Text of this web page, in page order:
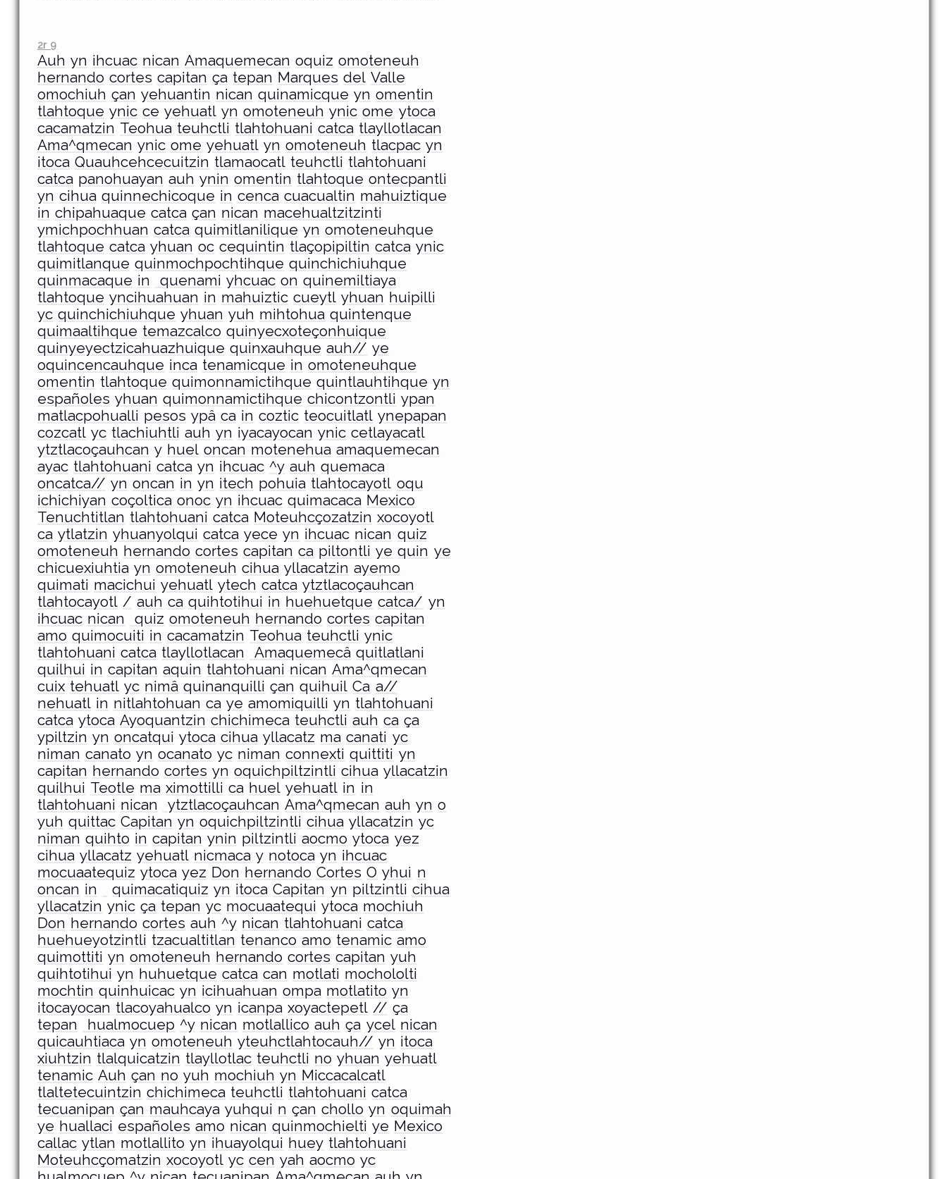
2r 9
Auh yn ihcuac nican Amaquemecan oquiz omoteneuh
hernando cortes capitan ça tepan Marques del Valle
omochiuh çan yehuantin nican quinamicque yn omentin
tlahtoque ynic ce yehuatl yn omoteneuh ynic ome ytoca
cacamatzin Teohua teuhctli tlahtohuani catca tlayllotlacan
Ama^qmecan ynic ome yehuatl yn omoteneuh tlacpac yn
itoca Quauhcehcecuitzin tlamaocatl teuhctli tlahtohuani
catca panohuayan auh ynin omentin tlahtoque ontecpantli
yn cihua quinnechicoque in cenca cuacualtin mahuiztique
in chipahuaque catca çan nican macehualtzitzinti
ymichpochhuan catca quimitlanilique yn omoteneuhque
tlahtoque catca yhuan oc cequintin tlaçopipiltin catca ynic
quimitlanque quinmochpochtihque quinchichiuhque
quinmacaque in quenami yhcuac on quinemiltiaya
tlahtoque yncihuahuan in mahuiztic cueytl yhuan huipilli
yc quinchichiuhque yhuan yuh mihtohua quintenque
quimaaltihque temazcalco quinyecxoteçonhuique
quinyeyectzicahuazhuique quinxauhque auh// ye
oquincencauhque inca tenamicque in omoteneuhque
omentin tlahtoque quimonnamictihque quintlauhtihque yn
españoles yhuan quimonnamictihque chicontzontli ypan
matlacpohualli pesos ypâ ca in coztic teocuitlatl ynepapan
cozcatl yc tlachiuhtli auh yn iyacayocan ynic cetlayacatl
ytztlacoçauhcan y huel oncan motenehua amaquemecan
ayac tlahtohuani catca yn ihcuac ^y auh quemaca
oncatca// yn oncan in yn itech pohuia tlahtocayotl oqu
ichichiyan coçoltica onoc yn ihcuac quimacaca Mexico
Tenuchtitlan tlahtohuani catca Moteuhcçozatzin xocoyotl
ca ytlatzin yhuanyolqui catca yece yn ihcuac nican quiz
omoteneuh hernando cortes capitan ca piltontli ye quin ye
chicuexiuhtia yn omoteneuh cihua yllacatzin ayemo
quimati macichui yehuatl ytech catca ytztlacoçauhcan
tlahtocayotl / auh ca quihtotihui in huehuetque catca/ yn
ihcuac nican quiz omoteneuh hernando cortes capitan
amo quimocuiti in cacamatzin Teohua teuhctli ynic
tlahtohuani catca tlayllotlacan Amaquemecâ quitlatlani
quilhui in capitan aquin tlahtohuani nican Ama^qmecan
cuix tehuatl yc nimâ quinanquilli çan quihuil Ca a//
nehuatl in nitlahtohuan ca ye amomiquilli yn tlahtohuani
catca ytoca Ayoquantzin chichimeca teuhctli auh ca ça
ypiltzin yn oncatqui ytoca cihua yllacatz ma canati yc
niman canato yn ocanato yc niman connexti quittiti yn
capitan hernando cortes yn oquichpiltzintli cihua yllacatzin
quilhui Teotle ma ximottilli ca huel yehuatl in in
tlahtohuani nican ytztlacoçauhcan Ama^qmecan auh yn o
yuh quittac Capitan yn oquichpiltzintli cihua yllacatzin yc
niman quihto in capitan ynin piltzintli aocmo ytoca yez
cihua yllacatz yehuatl nicmaca y notoca yn ihcuac
mocuaatequiz ytoca yez Don hernando Cortes O yhui n
oncan in quimacatiquiz yn itoca Capitan yn piltzintli cihua
yllacatzin ynic ça tepan yc mocuaatequi ytoca mochiuh
Don hernando cortes auh ^y nican tlahtohuani catca
huehueyotzintli tzacualtitlan tenanco amo tenamic amo
quimottiti yn omoteneuh hernando cortes capitan yuh
quihtotihui yn huhuetque catca can motlati mochololti
mochtin quinhuicac yn icihuahuan ompa motlatito yn
itocayocan tlacoyahualco yn icanpa xoyactepetl // ça
tepan
hualmocuep ^y nican motlallico auh ça ycel nican
quicauhtiaca yn omoteneuh yteuhctlahtocauh// yn itoca
xiuhtzin tlalquicatzin tlayllotlac teuhctli no yhuan yehuatl
tenamic Auh çan no yuh mochiuh yn Miccacalcatl
tlaltetecuintzin chichimeca teuhctli tlahtohuani catca
tecuanipan çan mauhcaya yuhqui n çan chollo yn oquimah
ye huallaci españoles amo nican quinmochielti ye Mexico
callac ytlan motlallito yn ihuayolqui huey tlahtohuani
Moteuhcçomatzin xocoyotl yc cen yah aocmo yc